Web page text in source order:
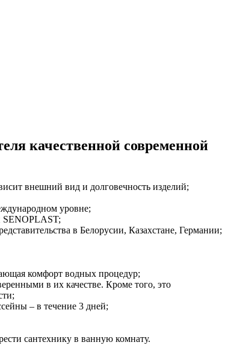
качественной современной
внешний вид и долговечность изделий;
уровне;
SENOPLAST;
в Белорусии, Казахстане, Германии;
комфорт водных процедур;
в их качестве. Кроме того, это
– в течение 3 дней;
сантехнику в ванную комнату.